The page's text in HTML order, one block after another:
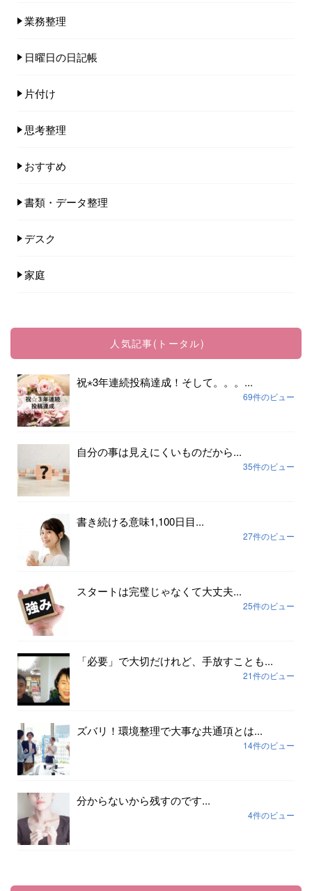
業務整理
日曜日の日記帳
片付け
思考整理
おすすめ
書類・データ整理
デスク
家庭
人気記事(トータル)
祝⋆3年連続投稿達成！そして。。。...
69件のビュー
自分の事は見えにくいものだから...
35件のビュー
書き続ける意味1,100日目...
27件のビュー
スタートは完璧じゃなくて大丈夫...
25件のビュー
「必要」で大切だけれど、手放すことも...
21件のビュー
ズバリ！環境整理で大事な共通項とは...
14件のビュー
分からないから残すのです...
4件のビュー